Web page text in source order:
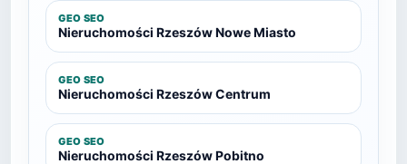
GEO SEO
Nieruchomości Rzeszów Nowe Miasto
GEO SEO
Nieruchomości Rzeszów Centrum
GEO SEO
Nieruchomości Rzeszów Pobitno